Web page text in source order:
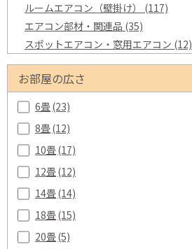
ルームエアコン（壁掛け）
(117)
エアコン部材・関連品 (35)
スポットエアコン・窓用エアコン (12)
お部屋の広さ
6畳 (23)
8畳 (12)
10畳 (17)
12畳 (12)
14畳 (14)
18畳 (15)
20畳 (5)